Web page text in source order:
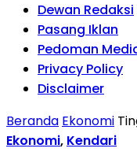
Dewan Redaksi
Pasang Iklan
Pedoman
Privacy Policy
Disclaimer
Beranda Ekonomi
Ekonomi, Kendari